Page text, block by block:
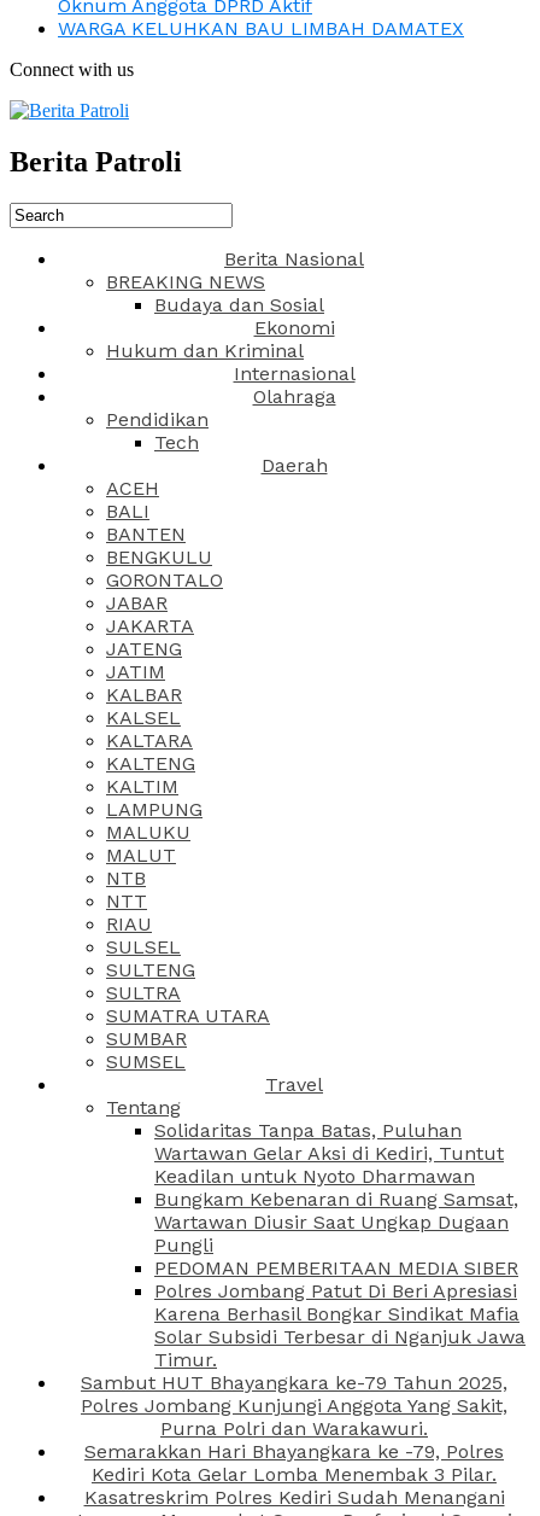
Oknum Anggota DPRD Aktif
WARGA KELUHKAN BAU LIMBAH DAMATEX
Connect with us
Berita Patroli
Berita Nasional
BREAKING NEWS
Budaya dan Sosial
Ekonomi
Hukum dan Kriminal
Internasional
Olahraga
Pendidikan
Tech
Daerah
ACEH
BALI
BANTEN
BENGKULU
GORONTALO
JABAR
JAKARTA
JATENG
JATIM
KALBAR
KALSEL
KALTARA
KALTENG
KALTIM
LAMPUNG
MALUKU
MALUT
NTB
NTT
RIAU
SULSEL
SULTENG
SULTRA
SUMATRA UTARA
SUMBAR
SUMSEL
Travel
Tentang
Solidaritas Tanpa Batas, Puluhan
Wartawan Gelar Aksi di Kediri, Tuntut
Keadilan untuk Nyoto Dharmawan
Bungkam Kebenaran di Ruang Samsat,
Wartawan Diusir Saat Ungkap Dugaan
Pungli
PEDOMAN PEMBERITAAN MEDIA SIBER
Polres Jombang Patut Di Beri Apresiasi
Karena Berhasil Bongkar Sindikat Mafia
Solar Subsidi Terbesar di Nganjuk Jawa
Timur.
Sambut HUT Bhayangkara ke-79 Tahun 2025,
Polres Jombang Kunjungi Anggota Yang Sakit,
Purna Polri dan Warakawuri.
Semarakkan Hari Bhayangkara ke -79, Polres
Kediri Kota Gelar Lomba Menembak 3 Pilar.
Kasatreskrim Polres Kediri Sudah Menangani